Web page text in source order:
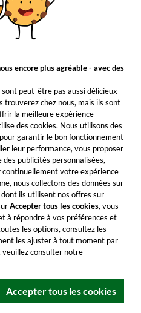
de cette distillerie !
Litre)
en sus
du produit
encore plus agréable - avec des
peut-être pas aussi délicieux
trouverez chez nous, mais ils sont
la meilleure expérience
des cookies. Nous utilisons des
garantir le bon fonctionnement
leur performance, vous proposer
publicités personnalisées,
votre expérience
nous collectons des données sur
ils utilisent nos offres sur
Accepter tous les cookies, vous
à répondre à vos préférences et
les options, consultez les
les ajuster à tout moment par
veuillez consulter notre
Accepter tous les cookies